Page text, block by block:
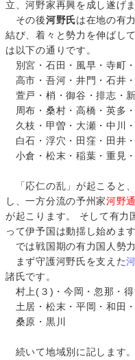
立、河野家再興を成し遂げま
その後河野氏は在地の有
結び、着々と勢力を伸ばし
は以下の通りです。
別宮・石田・風早・寺町
高市・吾河・井門・石井
萱戸・梢・御谷・排志・
周布・桑村・高橋・英多
久枝・甲曽・大瀬・中川
白石・浮穴・田窪・田井
小倉・松末・稲葉・重見
「応仁の乱」が起こると
し、一方分流の予州家河野
が起こります。 そして有力
って伊予国は動揺し始めます
では戦国期の有力国人勢力
まず守護河野氏を支えた
諸氏です。
村上(３)・今岡・忽那・得
土居・松末・平岡・和田
桑原・黒川
続いて地域別に記します。